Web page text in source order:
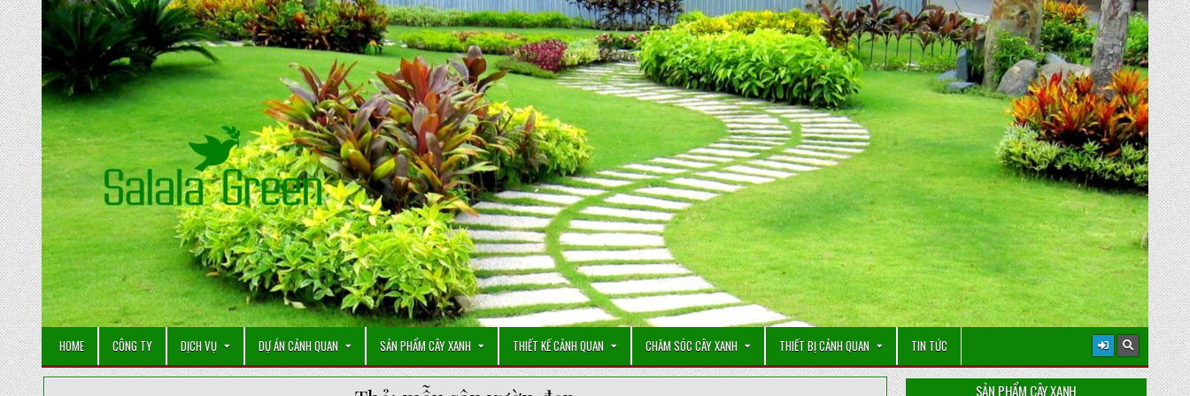
Skip
to
content
HOME CÔNG TY DỊCH VỤ DỰ ÁN CẢNH QUAN SẢN PHẨM CÂY XANH THIẾT KẾ CẢNH QUAN CHĂM SÓC CÂY XANH THIẾT BỊ CẢNH QUAN TIN TỨC
SẢN PHẨM CÂY XANH